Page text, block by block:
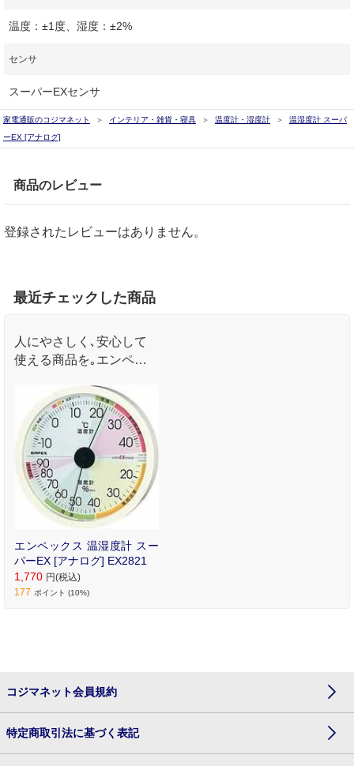
温度：±1度、湿度：±2%
センサ
スーパーEXセンサ
家電通販のコジマネット インテリア・雑貨・寝具 温度計・湿度計
温湿度計 スーパ
ーEX [アナログ]
商品のレビュー
登録されたレビューはありません。
最近チェックした商品
人にやさしく､安心して
使える商品を｡エンペッ
ザイン)温･湿度計｡
エンペックス 温湿度計 スー
パーEX [アナログ] EX2821
1,770 円(税込)
177 ポイント (10%)
コジマネット会員規約
特定商取引法に基づく表記